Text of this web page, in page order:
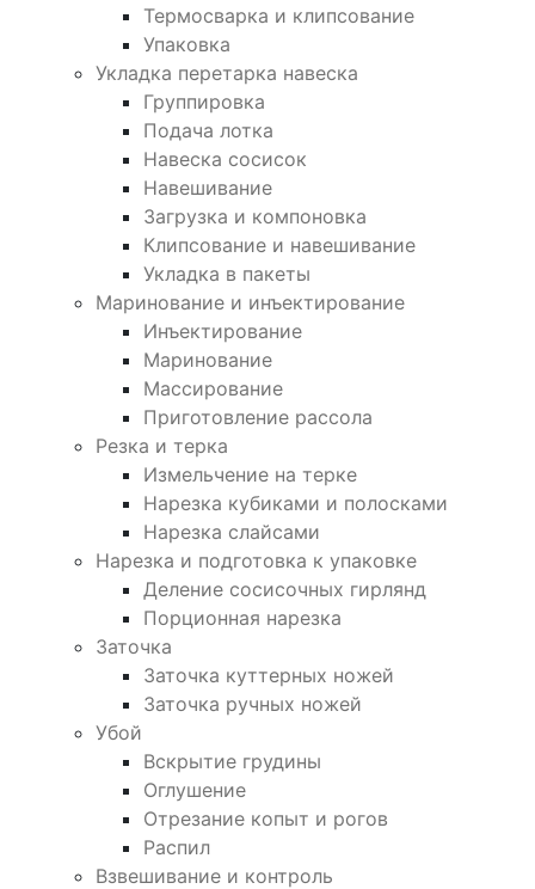
Термосварка и клипсование
Упаковка
Укладка перетарка навеска
Группировка
Подача лотка
Навеска сосисок
Навешивание
Загрузка и компоновка
Клипсование и навешивание
Укладка в пакеты
Маринование и инъектирование
Инъектирование
Маринование
Массирование
Приготовление рассола
Резка и терка
Измельчение на терке
Нарезка кубиками и полосками
Нарезка слайсами
Нарезка и подготовка к упаковке
Деление сосисочных гирлянд
Порционная нарезка
Заточка
Заточка куттерных ножей
Заточка ручных ножей
Убой
Вскрытие грудины
Оглушение
Отрезание копыт и рогов
Распил
Взвешивание и контроль